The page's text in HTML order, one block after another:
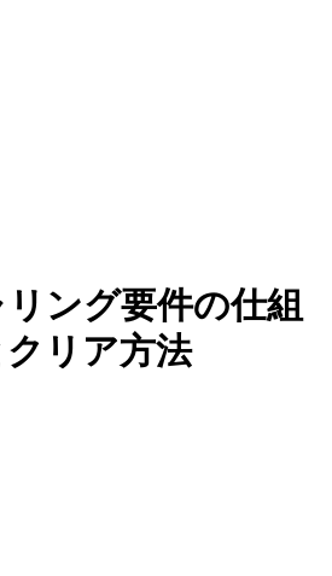
ング要件の仕組
リア方法